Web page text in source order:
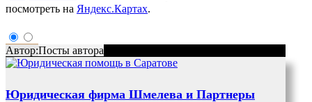
посмотреть на Яндекс.Картах.
Автор:Посты автора
Юридическая фирма Шмелева и Партнеры